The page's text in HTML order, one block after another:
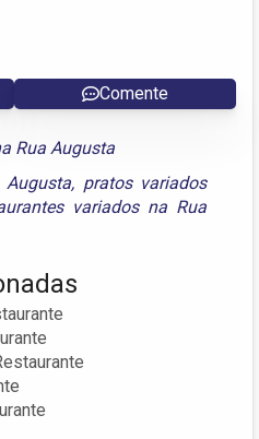
Comente
Rua Augusta
, pratos variados
variados na Rua